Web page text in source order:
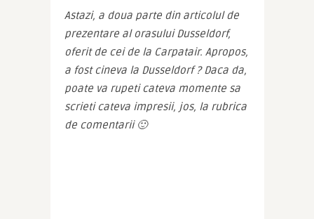
Astazi, a doua parte din articolul de
prezentare al orasului Dusseldorf,
oferit de cei de la Carpatair. Apropos,
a fost cineva la Dusseldorf ? Daca da,
poate va rupeti cateva momente sa
scrieti cateva impresii, jos, la rubrica
de comentarii 🙂